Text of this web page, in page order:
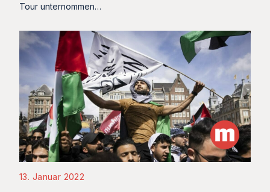
Tour unternommen…
13. Januar 2022